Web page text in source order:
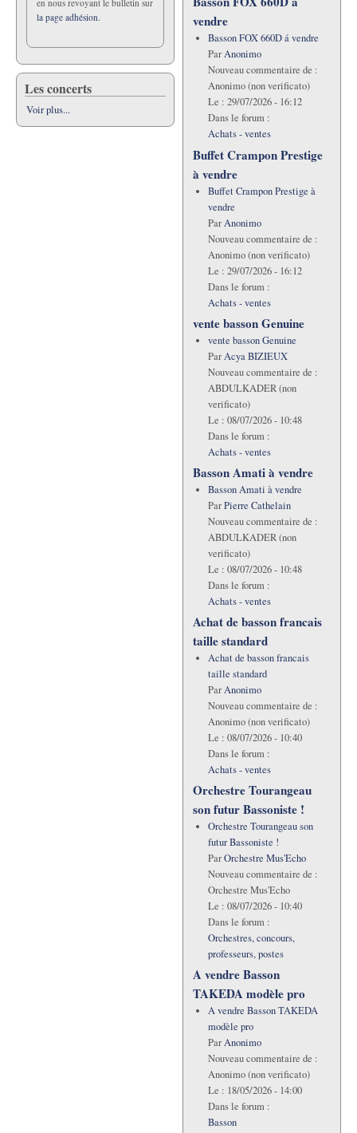
en nous revoyant le bulletin sur
la page adhésion.
Les concerts
Voir plus...
vendre
Basson FOX 660D á vendre
ParAnonimo
Nouveau commentaire de :
Anonimo (non verificato)
Le : 29/07/2026 - 16:12
Dans le forum :
Achats - ventes
Buffet Crampon Prestige
à vendre
Buffet Crampon Prestige à
vendre
ParAnonimo
Nouveau commentaire de :
Anonimo (non verificato)
Le : 29/07/2026 - 16:12
Dans le forum :
Achats - ventes
vente basson Genuine
vente basson Genuine
ParAcya BIZIEUX
Nouveau commentaire de :
ABDULKADER (non
verificato)
Le : 08/07/2026 - 10:48
Dans le forum :
Achats - ventes
Basson Amati à vendre
Basson Amati à vendre
ParPierre Cathelain
Nouveau commentaire de :
ABDULKADER (non
verificato)
Le : 08/07/2026 - 10:48
Dans le forum :
Achats - ventes
Achat de basson francais
taille standard
Achat de basson francais
taille standard
ParAnonimo
Nouveau commentaire de :
Anonimo (non verificato)
Le : 08/07/2026 - 10:40
Dans le forum :
Achats - ventes
Orchestre Tourangeau
son futur Bassoniste !
Orchestre Tourangeau son
futur Bassoniste !
ParOrchestre Mus'Echo
Nouveau commentaire de :
Orchestre Mus'Echo
Le : 08/07/2026 - 10:40
Dans le forum :
Orchestres, concours,
professeurs, postes
A vendre Basson
TAKEDA modèle pro
A vendre Basson TAKEDA
modèle pro
ParAnonimo
Nouveau commentaire de :
Anonimo (non verificato)
Le : 18/05/2026 - 14:00
Dans le forum :
Basson